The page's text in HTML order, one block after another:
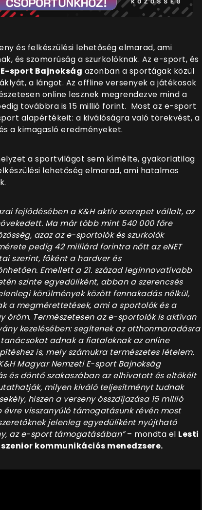
és felkészülési lehetőség elmarad, ami
és szomorúság a szurkolóknak. Az e-sport, és
sport Bajnokság azonban a sportágak közül
a lángot. Az offline versenyek a játékosok
online lesznek megrendezve mind a
továbbra is 15 millió forint. Most az e-sport
alapértékeit: a kiválóságra való törekvést, a
a kimagasló eredményeket.
a sportvilágot sem kímélte, gyakorlatilag
lehetőség elmarad, ami hatalmas
fejlődésében a K&H aktív szerepet vállalt, az
Ma már több mint 540 000 főre
azaz az e-sportolók és szurkolók
pedig 42 milliárd forintra nőtt az eNET
szerint, főként a hardver és
Emellett a 21. század leginnovatívabb
szinte egyedüliként, abban a szerencsés
körülmények között fennakadás nélkül,
a megmérettetések, ami a sportolók és a
öröm. Természetesen az e-sportolók is aktívan
kezelésében: segítenek az otthonmaradásra
adnak a fiataloknak az online
is, mely számukra természetes lételem.
Magyar Nemzeti E-sport Bajnokság
és döntő szakaszában az elhivatott és eltökélt
milyen kiváló teljesítményt tudnak
hiszen a verseny összdíjazása 15 millió
évre visszanyúló támogatásunk révén most
jelenleg egyedüliként nyújtható
az e-sport támogatásában”– mondta el Lesti
kommunikációs menedzsere.